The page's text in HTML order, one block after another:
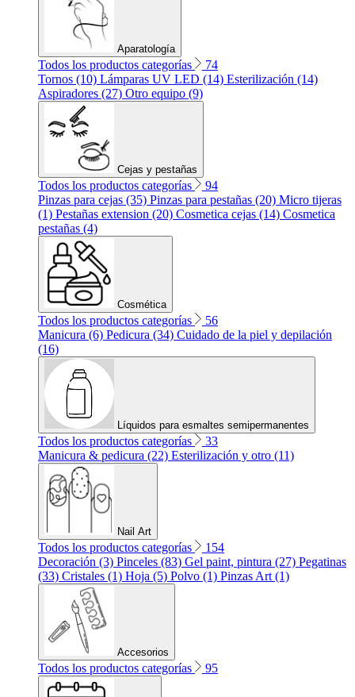
Aparatología
Todos los productos categorías
74
Tornos (10) Lámparas UV LED (14) Esterilización (14)
Aspiradores (27) Otro equipo (9)
Cejas y pestañas
Todos los productos categorías
94
Pinzas para cejas (35) Pinzas para pestañas (20) Micro tijeras
(1) Pestañas extension (20) Cosmetica cejas (14) Cosmetica
pestañas (4)
Cosmética
Todos los productos categorías
56
Manicura (6) Pedicura (34) Cuidado de la piel y depilación
(16)
Líquidos para esmaltes semipermanentes
Todos los productos categorías
33
Manicura & pedicura (22) Esterilización y otro (11)
Nail Art
Todos los productos categorías
154
Decoración (3) Pinceles (83) Gel paint, pintura (27) Pegatinas
(33) Cristales (1) Hoja (5) Polvo (1) Pinzas Art (1)
Accesorios
Todos los productos categorías 95